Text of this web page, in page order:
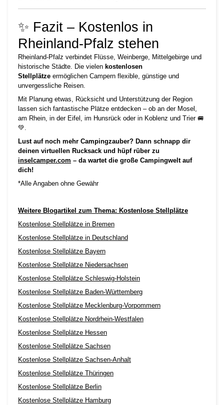
✨ Fazit – Kostenlos in
Rheinland-Pfalz stehen
Rheinland-Pfalz verbindet Flüsse, Weinberge, Mittelgebirge und
historische Städte. Die vielen kostenlosen
Stellplätze ermöglichen Campern flexible, günstige und
unvergessliche Reisen.
Mit Planung etwas, Rücksicht und Unterstützung der Region
lassen sich fantastische Plätze entdecken – ob an der Mosel,
am Rhein, in der Eifel, im Hunsrück oder in Koblenz und Trier 🚐
💚.
Lust auf noch mehr Campingzauber? Dann schnapp dir
deinen virtuellen Rucksack und hüpf rüber zu
inselcamper.com – da wartet die große Campingwelt auf
dich!
*Alle Angaben ohne Gewähr
Weitere Blogartikel zum Thema: Kostenlose Stellplätze
Kostenlose Stellplätze in Bremen
Kostenlose Stellplätze in Deutschland
Kostenlose Stellplätze Bayern
Kostenlose Stellplätze Niedersachsen
Kostenlose Stellplätze Schleswig-Holstein
Kostenlose Stellplätze Baden-Württemberg
Kostenlose Stellplätze Mecklenburg-Vorpommern
Kostenlose Stellplätze Nordrhein-Westfalen
Kostenlose Stellplätze Hessen
Kostenlose Stellplätze Sachsen
Kostenlose Stellplätze Sachsen-Anhalt
Kostenlose Stellplätze Thüringen
Kostenlose Stellplätze Berlin
Kostenlose Stellplätze Hamburg